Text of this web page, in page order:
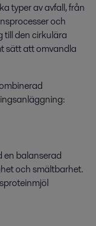
typer av avfall, från
och
till den cirkulära
sätt att omvandla
en balanserad
och smältbarhet.